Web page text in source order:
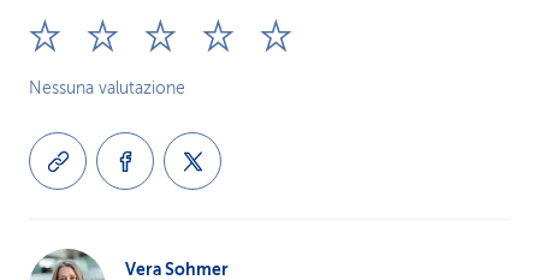
Nessuna valutazione
Vera Sohmer